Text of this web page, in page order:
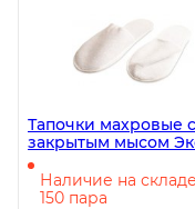
Тапочки махровые с
закрытым мысом
МП-4-2, 150 пар
Наличие на
150 пара